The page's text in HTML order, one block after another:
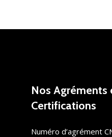
Nos Agréments
Certifications
Numéro d’agrément